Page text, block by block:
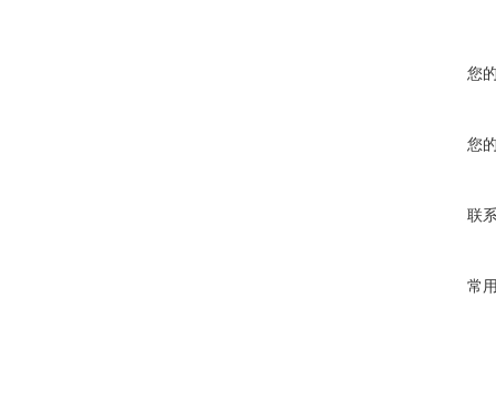
您
您
联
常